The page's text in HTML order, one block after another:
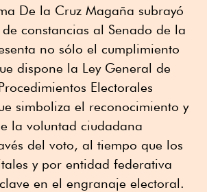
De la Cruz Magaña subrayó
constancias al Senado de la
no sólo el cumplimiento
dispone la Ley General de
Electorales
simboliza el reconocimiento y
la voluntad ciudadana
del voto, al tiempo que los
y por entidad federativa
en el engranaje electoral.